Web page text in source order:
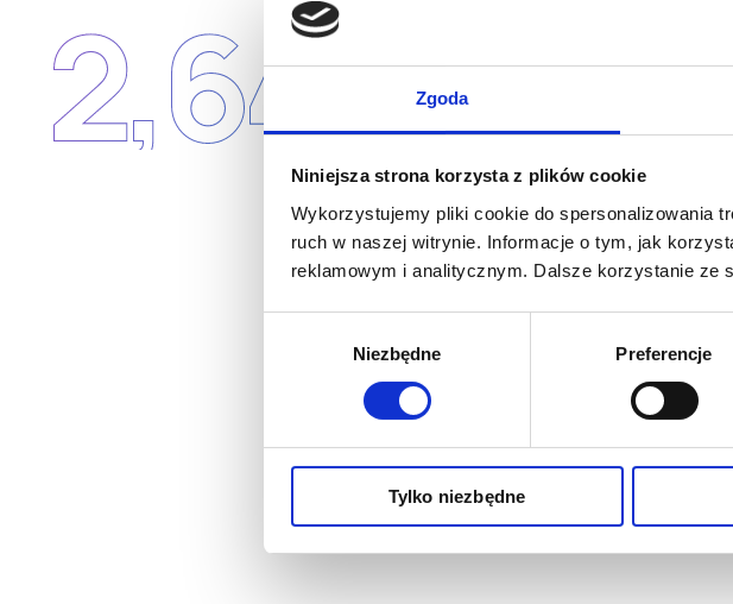
Zgoda
Niniejsza strona korzysta z plików cookie
Wykorzystujemy pliki cookie do spersonalizowania
ruch w naszej witrynie. Informacje o tym, jak
reklamowym i analitycznym. Dalsze korzystanie ze
Niezbędne Preferencje
Tylko niezbędne
jest już z nami!
2,649